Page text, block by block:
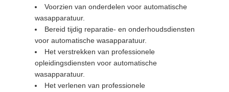
Voorzien van onderdelen voor automatische
wasapparatuur.
Bereid tijdig reparatie- en onderhoudsdiensten
voor automatische wasapparatuur.
Het verstrekken van professionele
opleidingsdiensten voor automatische
wasapparatuur.
Het verlenen van professionele